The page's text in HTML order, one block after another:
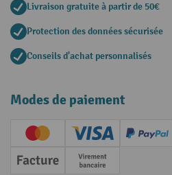
Livraison gratuite à partir de 50€
Protection des données sécurisée
Conseils d'achat personnalisés
Modes de paiement
Creditcard (Master)Creditcard (Visa)
PayPal
Facture Paiement anticipé